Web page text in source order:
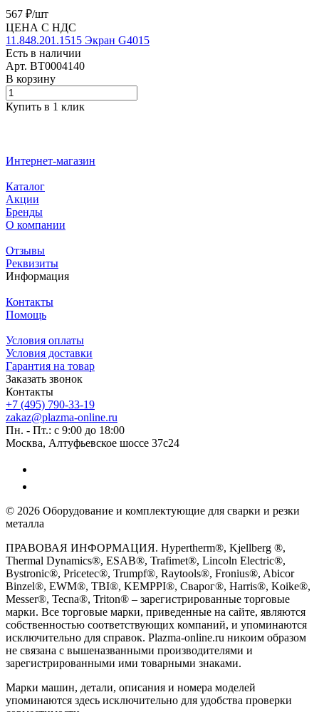
567 ₽/шт
ЦЕНА С НДС
11.848.201.1515 Экран G4015
Есть в наличии
Арт. BT0004140
В корзину
Купить в 1 клик
Интернет-магазин
Каталог
Акции
Бренды
О компании
Отзывы
Реквизиты
Информация
Контакты
Помощь
Условия оплаты
Условия доставки
Гарантия на товар
Заказать звонок
Контакты
+7 (495) 790-33-19
zakaz@plazma-online.ru
Пн. - Пт.: с 9:00 до 18:00
Москва, Алтуфьевское шоссе 37с24
© 2026 Оборудование и комплектующие для сварки и резки
металла
ПРАВОВАЯ ИНФОРМАЦИЯ. Hypertherm®, Kjellberg ®,
Thermal Dynamics®, ESAB®, Trafimet®, Lincoln Electric®,
Bystronic®, Pricetec®, Trumpf®, Raytools®, Fronius®, Abicor
Binzel®, EWM®, TBI®, KEMPPI®, Сварог®, Harris®, Koike®,
Messer®, Tecna®, Triton® – зарегистрированные торговые
марки. Все торговые марки, приведенные на сайте, являются
собственностью соответствующих компаний, и упоминаются
исключительно для справок. Plazma-online.ru никоим образом
не связана с вышеназванными производителями и
зарегистрированными ими товарными знаками.
Марки машин, детали, описания и номера моделей
упоминаются здесь исключительно для удобства проверки